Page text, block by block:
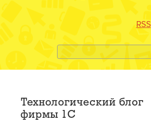
RSS
Технологический блог
фирмы 1С